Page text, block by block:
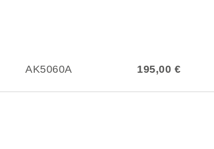
AK5060A 195,00 €